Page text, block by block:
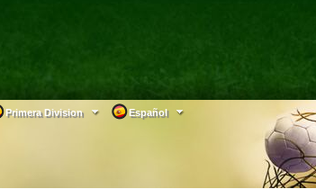
Español
Primera Division